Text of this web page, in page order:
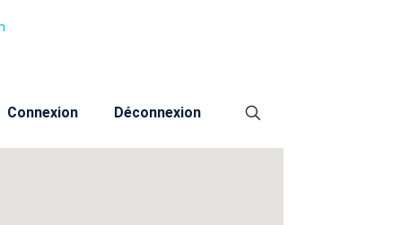
Connexion Déconnexion